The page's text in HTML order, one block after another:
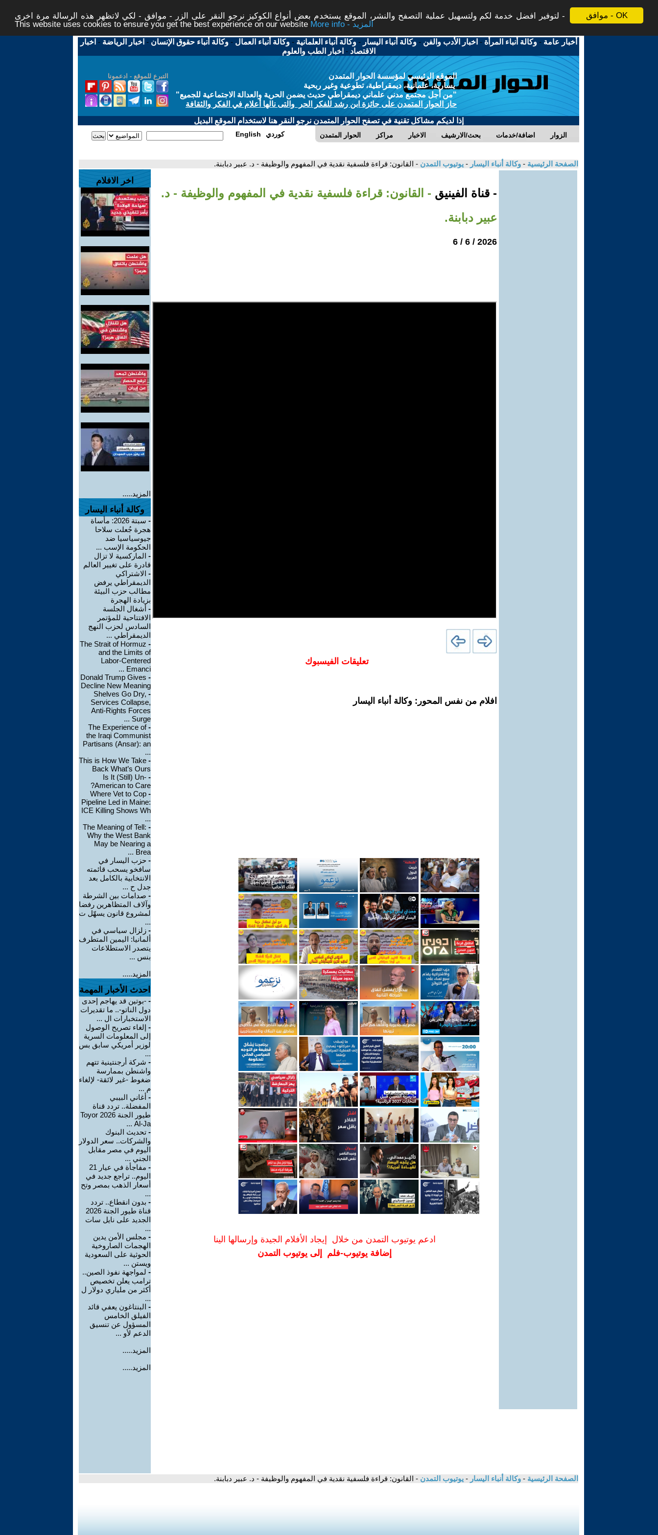
موافق - OK
لتوفير افضل خدمة لكم ولتسهيل عملية التصفح والنشر، الموقع يستخدم بعض أنواع الكوكيز نرجو النقر على الزر - موافق - لكي لاتظهر هذه الرسالة مرة اخرى -
This website uses cookies to ensure you get the best experience on our website
More info - المزيد
أخبار عامة -وكالة أنباء المرأة - اخبار الأدب والفن -وكالة أنباء اليسار -وكالة أنباء العلمانية -وكالة أنباء العمال -وكالة أنباء حقوق الإنسان - اخبار الرياضة - اخبار
الاقتصاد - اخبار الطب والعلوم
التبرع للموقع - ادعمونا
الموقع الرئيسي لمؤسسة الحوار المتمدن
يسارية، علمانية، ديمقراطية، تطوعية وغير ربحية
"من أجل مجتمع مدني علماني ديمقراطي حديث يضمن الحرية والعدالة الاجتماعية للجميع"
حاز الحوار المتمدن على جائزة ابن رشد للفكر الحر والتى نالها أعلام في الفكر والثقافة
إذا لديكم مشاكل تقنية في تصفح الحوار المتمدن نرجو النقر هنا لاستخدام الموقع البديل
الحوار المتمدن مراكز الاخبار بحث/الارشيف اضافة/خدمات الزوار English كوردي
الصفحة الرئيسية - وكالة أنباء اليسار - يوتيوب التمدن - القانون: قراءة فلسفية نقدية في المفهوم والوظيفة - د. عبير دبابنة.
- قناة الفينيق - القانون: قراءة فلسفية نقدية في المفهوم والوظيفة - د.
عبير دبابنة.
2026 / 6 / 6
تعليقات الفيسبوك
افلام من نفس المحور: وكالة أنباء اليسار
ادعم يوتيوب التمدن من خلال إيجاد الأفلام الجيدة وإرسالها الينا
إضافة يوتيوب-فلم إلى يوتيوب التمدن
اخر الافلام
المزيد.....
وكالة أنباء اليسار
-
سبتة 2026: مأساة
هجرة جُعلت سلاحا
جيوسياسيا ضد
الحكومة الإسب ...
- الماركسية لا تزال
قادرة على تغيير العالم
- الاشتراكي
الديمقراطي يرفض
مطالب حزب البيئة
بزيادة الهجرة
- أشغال الجلسة
الافتتاحية للمؤتمر
السادس لحزب النهج
الديمقراطي ...
-
The Strait of Hormuz
and the Limits of
Labor-Centered
Emanci ...
-
Donald Trump Gives
Decline New Meaning
-
Shelves Go Dry,
Services Collapse,
Anti-Rights Forces
Surge ...
-
The Experience of
the Iraqi Communist
Partisans (Ansar): an
...
-
This is How We Take
Back What’s Ours
-
Is It (Still) Un-
American to Care?
-
Where Vet to Cop
Pipeline Led in Maine:
ICE Killing Shows Wh
...
-
The Meaning of Tell:
Why the West Bank
May be Nearing a
Brea ...
- حزب اليسار في
سافخو يسحب قائمته
الانتخابية بالكامل بعد
جدل ح ...
- صدامات بين الشرطة
وآلاف المتظاهرين رفضا
لمشروع قانون يسهّل ت
...
- زلزال سياسي في
ألمانيا: اليمين المتطرف
يتصدر الاستطلاعات
بنس ...
المزيد.....
احدث الأخبار المهمة
- -بوتين قد يهاجم إحدى
دول الناتو-.. ما تقديرات
الاستخبارات ال ...
- إلغاء تصريح الوصول
إلى المعلومات السرية
لوزير أمريكي سابق بس
...
- شركة أرجنتينية تتهم
واشنطن بممارسة
ضغوط -غير لائقة- لإلغاء
م ...
- أغاني البيبي
المفضلة.. تردد قناة
طيور الجنة 2026 Toyor
Al-Ja ...
- تحديث البنوك
والشركات.. سعر الدولار
اليوم في مصر مقابل
الجني ...
-
مفاجأة في عيار 21
اليوم.. تراجع جديد في
أسعار الذهب بمصر وتح
...
- بدون انقطاع.. تردد
قناة طيور الجنة 2026
الجديد على نايل سات
...
- مجلس الأمن يدين
الهجمات الصاروخية
الحوثية على السعودية
ويستن ...
- لمواجهة نفوذ الصين..
ترامب يعلن تخصيص
أكثر من ملياري دولار ل
...
- البنتاغون يعفي قائد
الفيلق الخامس
المسؤول عن تنسيق
الدعم لأو ...
المزيد.....
المزيد.....
الصفحة الرئيسية - وكالة أنباء اليسار - يوتيوب التمدن - القانون: قراءة فلسفية نقدية في المفهوم والوظيفة - د. عبير دبابنة.